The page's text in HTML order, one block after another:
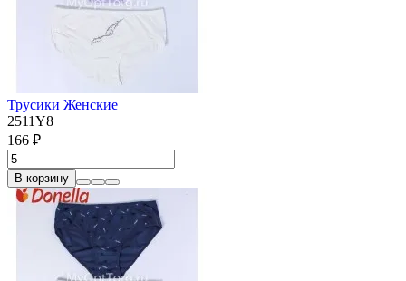
Трусики Женские
2511Y8
166 ₽
В корзину